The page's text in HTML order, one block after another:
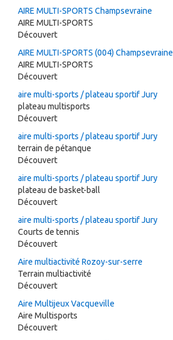
AIRE MULTI-SPORTS Champsevraine
AIRE MULTI-SPORTS
Découvert
AIRE MULTI-SPORTS (004) Champsevraine
AIRE MULTI-SPORTS
Découvert
aire multi-sports / plateau sportif Jury
plateau multisports
Découvert
aire multi-sports / plateau sportif Jury
terrain de pétanque
Découvert
aire multi-sports / plateau sportif Jury
plateau de basket-ball
Découvert
aire multi-sports / plateau sportif Jury
Courts de tennis
Découvert
Aire multiactivité Rozoy-sur-serre
Terrain multiactivité
Découvert
Aire Multijeux Vacqueville
Aire Multisports
Découvert